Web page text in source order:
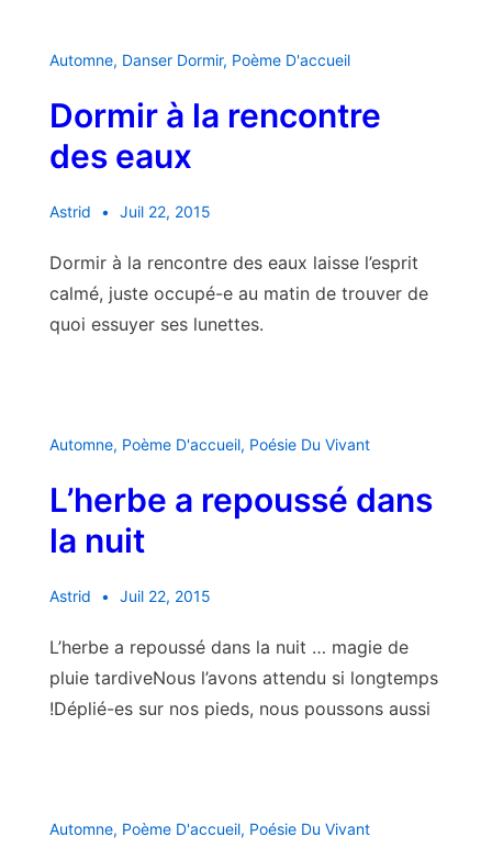
Automne, Danser Dormir, Poème D'accueil
Dormir à la rencontre
des eaux
Astrid Juil 22, 2015
Dormir à la rencontre des eaux laisse l’esprit
calmé, juste occupé-e au matin de trouver de
quoi essuyer ses lunettes.
Automne, Poème D'accueil, Poésie Du Vivant
L’herbe a repoussé dans
la nuit
Astrid Juil 22, 2015
L’herbe a repoussé dans la nuit … magie de
pluie tardiveNous l’avons attendu si longtemps
!Déplié-es sur nos pieds, nous poussons aussi
Automne, Poème D'accueil, Poésie Du Vivant